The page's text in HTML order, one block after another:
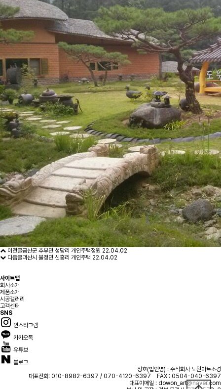
이전글금산군 추부면 성당리 개인주택정원 22.04.02
다음글괴산시 불정면 신흥리 개인주택 22.04.02
사이트맵
회사소개
제품소개
시공갤러리
고객센터
SNS
인스타그램
카카오톡
유튜브
블로그
상호(법인명) : 주식회사 도원아트조경
대표전화: 010-8982-6397 / 070-4120-6397 FAX : 0504-040-6397
대표이메일 : dowon_art@naver.com